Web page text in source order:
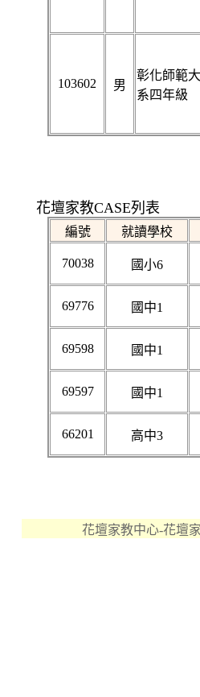
103602 男
彰化師範
系四年級
花壇家教CASE列表
編號 就讀學校
70038 國小6
69776 國中1
69598 國中1
69597 國中1
66201 高中3
花壇家教中心-花壇